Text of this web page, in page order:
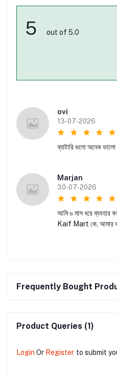
5 out of 5.0
ovi
13-07-2026
ব্যাটারি গুলো অনেক ভালো
Marjan
30-07-2026
আমি ৬ মাস ধরে ব্যবহার
Kaif Mart কে, আমার
Frequently Bought
Product Queries (1)
Login Or Register to submit